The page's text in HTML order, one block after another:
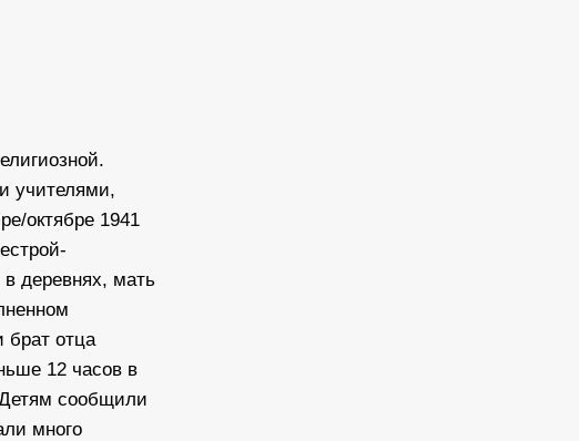
учителями,
октябре 1941
деревнях, мать
брат отца
12 часов в
сообщили
много